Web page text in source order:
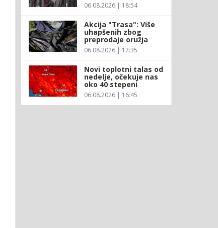
06.08.2026 | 18:54
Akcija "Trasa": Više
uhapšenih zbog
preprodaje oružja
06.08.2026 | 17:35
Novi toplotni talas od
nedelje, očekuje nas
oko 40 stepeni
06.08.2026 | 16:45